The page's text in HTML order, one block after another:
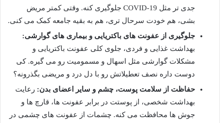
جدی تر مثل COVID-19 جلوگیری کنه. وقتی کمتر مریض
بشی، هم خودت سرحال تری، هم به بقیه جامعه کمک می کنی.
جلوگیری از عفونت های باکتریایی و بیماری های گوارشی:
بهداشت غذایی و فردی، جلوی کلی عفونت باکتریایی و
مشکلات گوارشی مثل اسهال و مسمومیت رو می گیره. کی
دوست داره نصف تعطیلاتش رو با دل درد و مریضی بگذرونه؟
حفاظت از سلامت پوست، چشم و سایر اعضای بدن: رعایت
بهداشت شخصی، از پوستت در برابر عفونت ها، قارچ ها و
جوش ها محافظت می کنه. چشمات از عفونت های چشمی در